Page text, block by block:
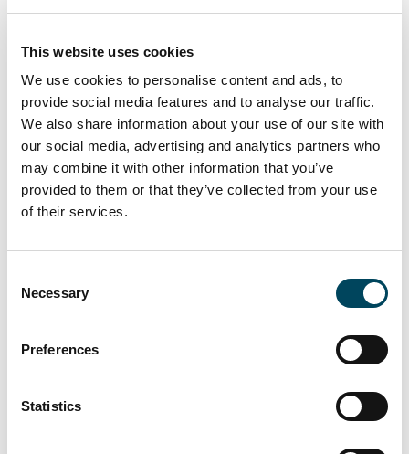
This website uses cookies
We use cookies to personalise content and ads, to
provide social media features and to analyse our traffic.
We also share information about your use of our site with
our social media, advertising and analytics partners who
may combine it with other information that you’ve
provided to them or that they’ve collected from your use
of their services.
Selection
Necessary
Preferences
Statistics
anser att det råder en åtstramning på
”Den stora förändringen i vår senaste
undersökning är att kreditmarginalerna har
stabiliserats, efter att en stor andel
respondenter pekat på stigande
kreditmarginaler i juni-undersökningen.
Stabiliseringen har nästan på egen hand
förbättrat vårt huvudindex, och i stort går vi
Den sextonde upplagan av Catellas
Debt Indicator) finns bifogad. CREDI består
enkät till noterade fastighetsbolag och aktiva